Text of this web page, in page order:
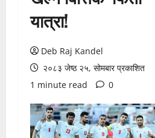
यात्रा!
Deb Raj Kandel
२०८३ जेष्ठ २५, सोमबार प्रकाशित
1 minute read
0